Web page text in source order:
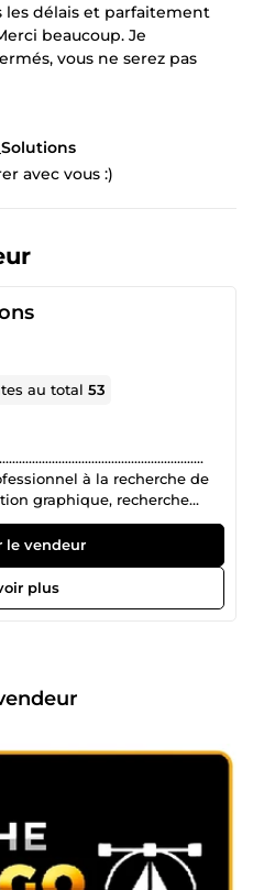
les délais et parfaitement
beaucoup. Je
vous ne serez pas
avec vous :)
au total53
à la recherche de
graphique, recherche
rédaction scientifique ? Vous
collaboration réussie ! ★
vous avez trouvé l'équipe
en réussites concrètes.
appelé
visuel, crée des visuels
votre audience à
clients pour renforcer
dans les sciences, notre
ayant une
la rédaction de publications
le vendeur
plus